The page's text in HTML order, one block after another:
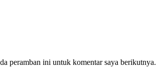
peramban ini untuk komentar saya berikutnya.